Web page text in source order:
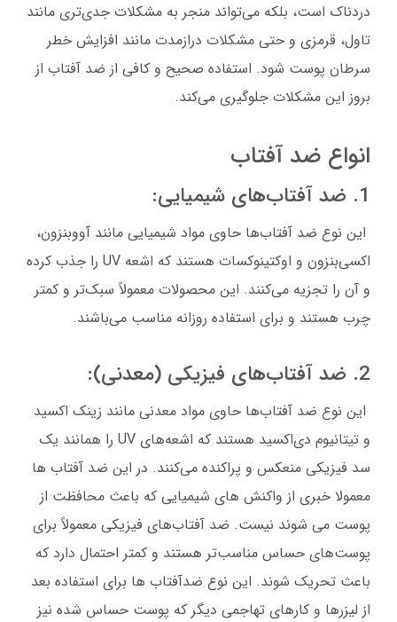
دردناک است، بلکه می‌تواند منجر به مشکلات جدی‌تری مانند
تاول، قرمزی و حتی مشکلات درازمدت مانند افزایش خطر
سرطان پوست شود. استفاده صحیح و کافی از ضد آفتاب از
بروز این مشکلات جلوگیری می‌کند.
انواع ضد آفتاب
1. ضد آفتاب‌های شیمیایی:
این نوع ضد آفتاب‌ها حاوی مواد شیمیایی مانند آووبنزون،
اکسی‌بنزون و اوکتینوکسات هستند که اشعه UV را جذب کرده
و آن را تجزیه می‌کنند. این محصولات معمولاً سبک‌تر و کمتر
چرب هستند و برای استفاده روزانه مناسب می‌باشند.
2. ضد آفتاب‌های فیزیکی (معدنی):
این نوع ضد آفتاب‌ها حاوی مواد معدنی مانند زینک اکسید
و تیتانیوم دی‌اکسید هستند که اشعه‌های UV را همانند یک
سد فیزیکی منعکس و پراکنده می‌کنند. در این ضد آفتاب ها
معمولا خبری از واکنش های شیمیایی که باعث محافظت از
پوست می شوند نیست. ضد آفتاب‌های فیزیکی معمولاً برای
پوست‌های حساس مناسب‌تر هستند و کمتر احتمال دارد که
باعث تحریک شوند. این نوع ضدآفتاب ها برای استفاده بعد
از لیزرها و کارهای تهاجمی دیگر که پوست حساس شده نیز